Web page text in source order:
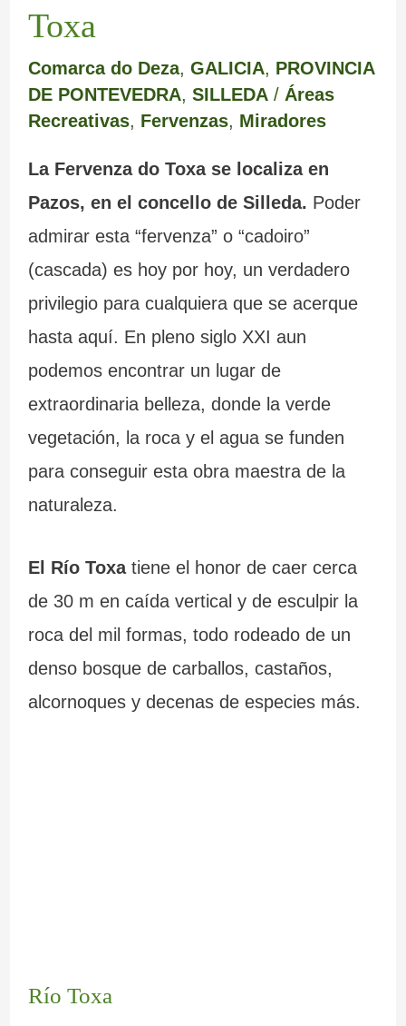
Toxa
Comarca do Deza, GALICIA, PROVINCIA
DE PONTEVEDRA, SILLEDA/ Áreas
Recreativas, Fervenzas, Miradores
La Fervenza do Toxa se localiza en
Pazos, en el concello de Silleda. Poder
admirar esta “fervenza” o “cadoiro”
(cascada) es hoy por hoy, un verdadero
privilegio para cualquiera que se acerque
hasta aquí. En pleno siglo XXI aun
podemos encontrar un lugar de
extraordinaria belleza, donde la verde
vegetación, la roca y el agua se funden
para conseguir esta obra maestra de la
naturaleza.
El Río Toxatiene el honor de caer cerca
de 30 m en caída vertical y de esculpir la
roca del mil formas, todo rodeado de un
denso bosque de carballos, castaños,
alcornoques y decenas de especies más.
Río Toxa